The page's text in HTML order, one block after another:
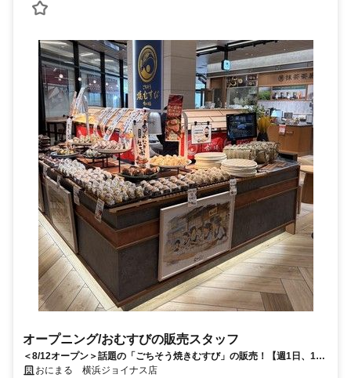
オープニング/おむすびの販売スタッフ
＜8/12オープン＞話題の「ごちそう焼きむすび」の販売！【週1日、1日
4hの短時間～OK★】
おにまる 横浜ジョイナス店